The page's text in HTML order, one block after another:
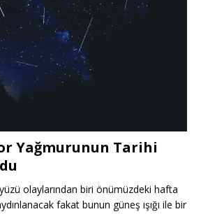
Yağmurunun Tarihi
olaylarından biri önümüzdeki hafta
fakat bunun güneş ışığı ile bir